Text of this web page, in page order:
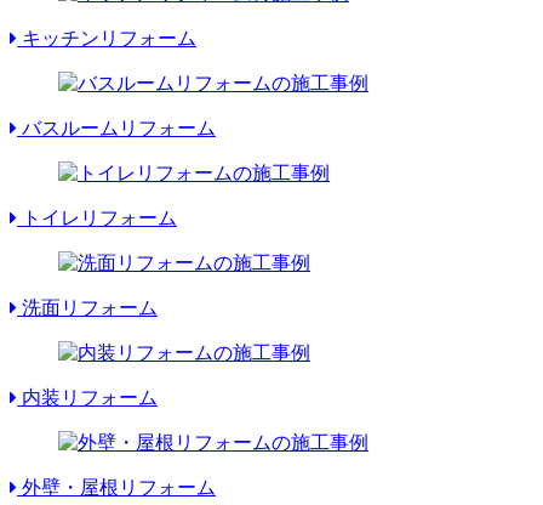
キッチンリフォーム
バスルームリフォーム
トイレリフォーム
洗面リフォーム
内装リフォーム
外壁・屋根リフォーム